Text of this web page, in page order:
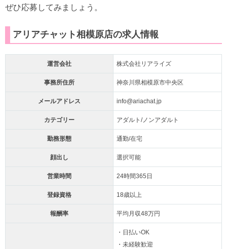
ぜひ応募してみましょう。
アリアチャット相模原店の求人情報
運営会社 株式会社リアライズ
事務所住所 神奈川県相模原市中央区
メールアドレス info@ariachat.jp
カテゴリー アダルト/ノンアダルト
勤務形態 通勤/在宅
顔出し 選択可能
営業時間 24時間365日
登録資格 18歳以上
報酬率 平均月収48万円
・日払いOK
・未経験歓迎